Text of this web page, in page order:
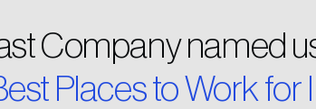
Company named
Places to Work for